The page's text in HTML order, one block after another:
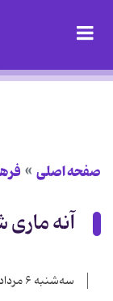
صفحه اصلی
آنه
سه‌شنبه ۶ مرداد ۱۳۸۳ - ۰۰:۰۰